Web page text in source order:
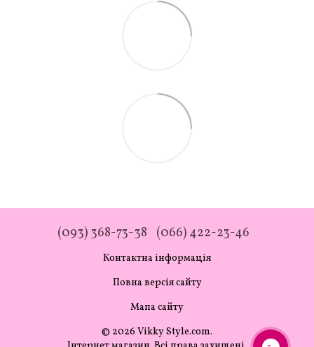
(093) 368-73-38 (066) 422-23-46
Контактна інформація
Повна версія сайту
Мапа сайту
© 2026 Vikky Style.com.